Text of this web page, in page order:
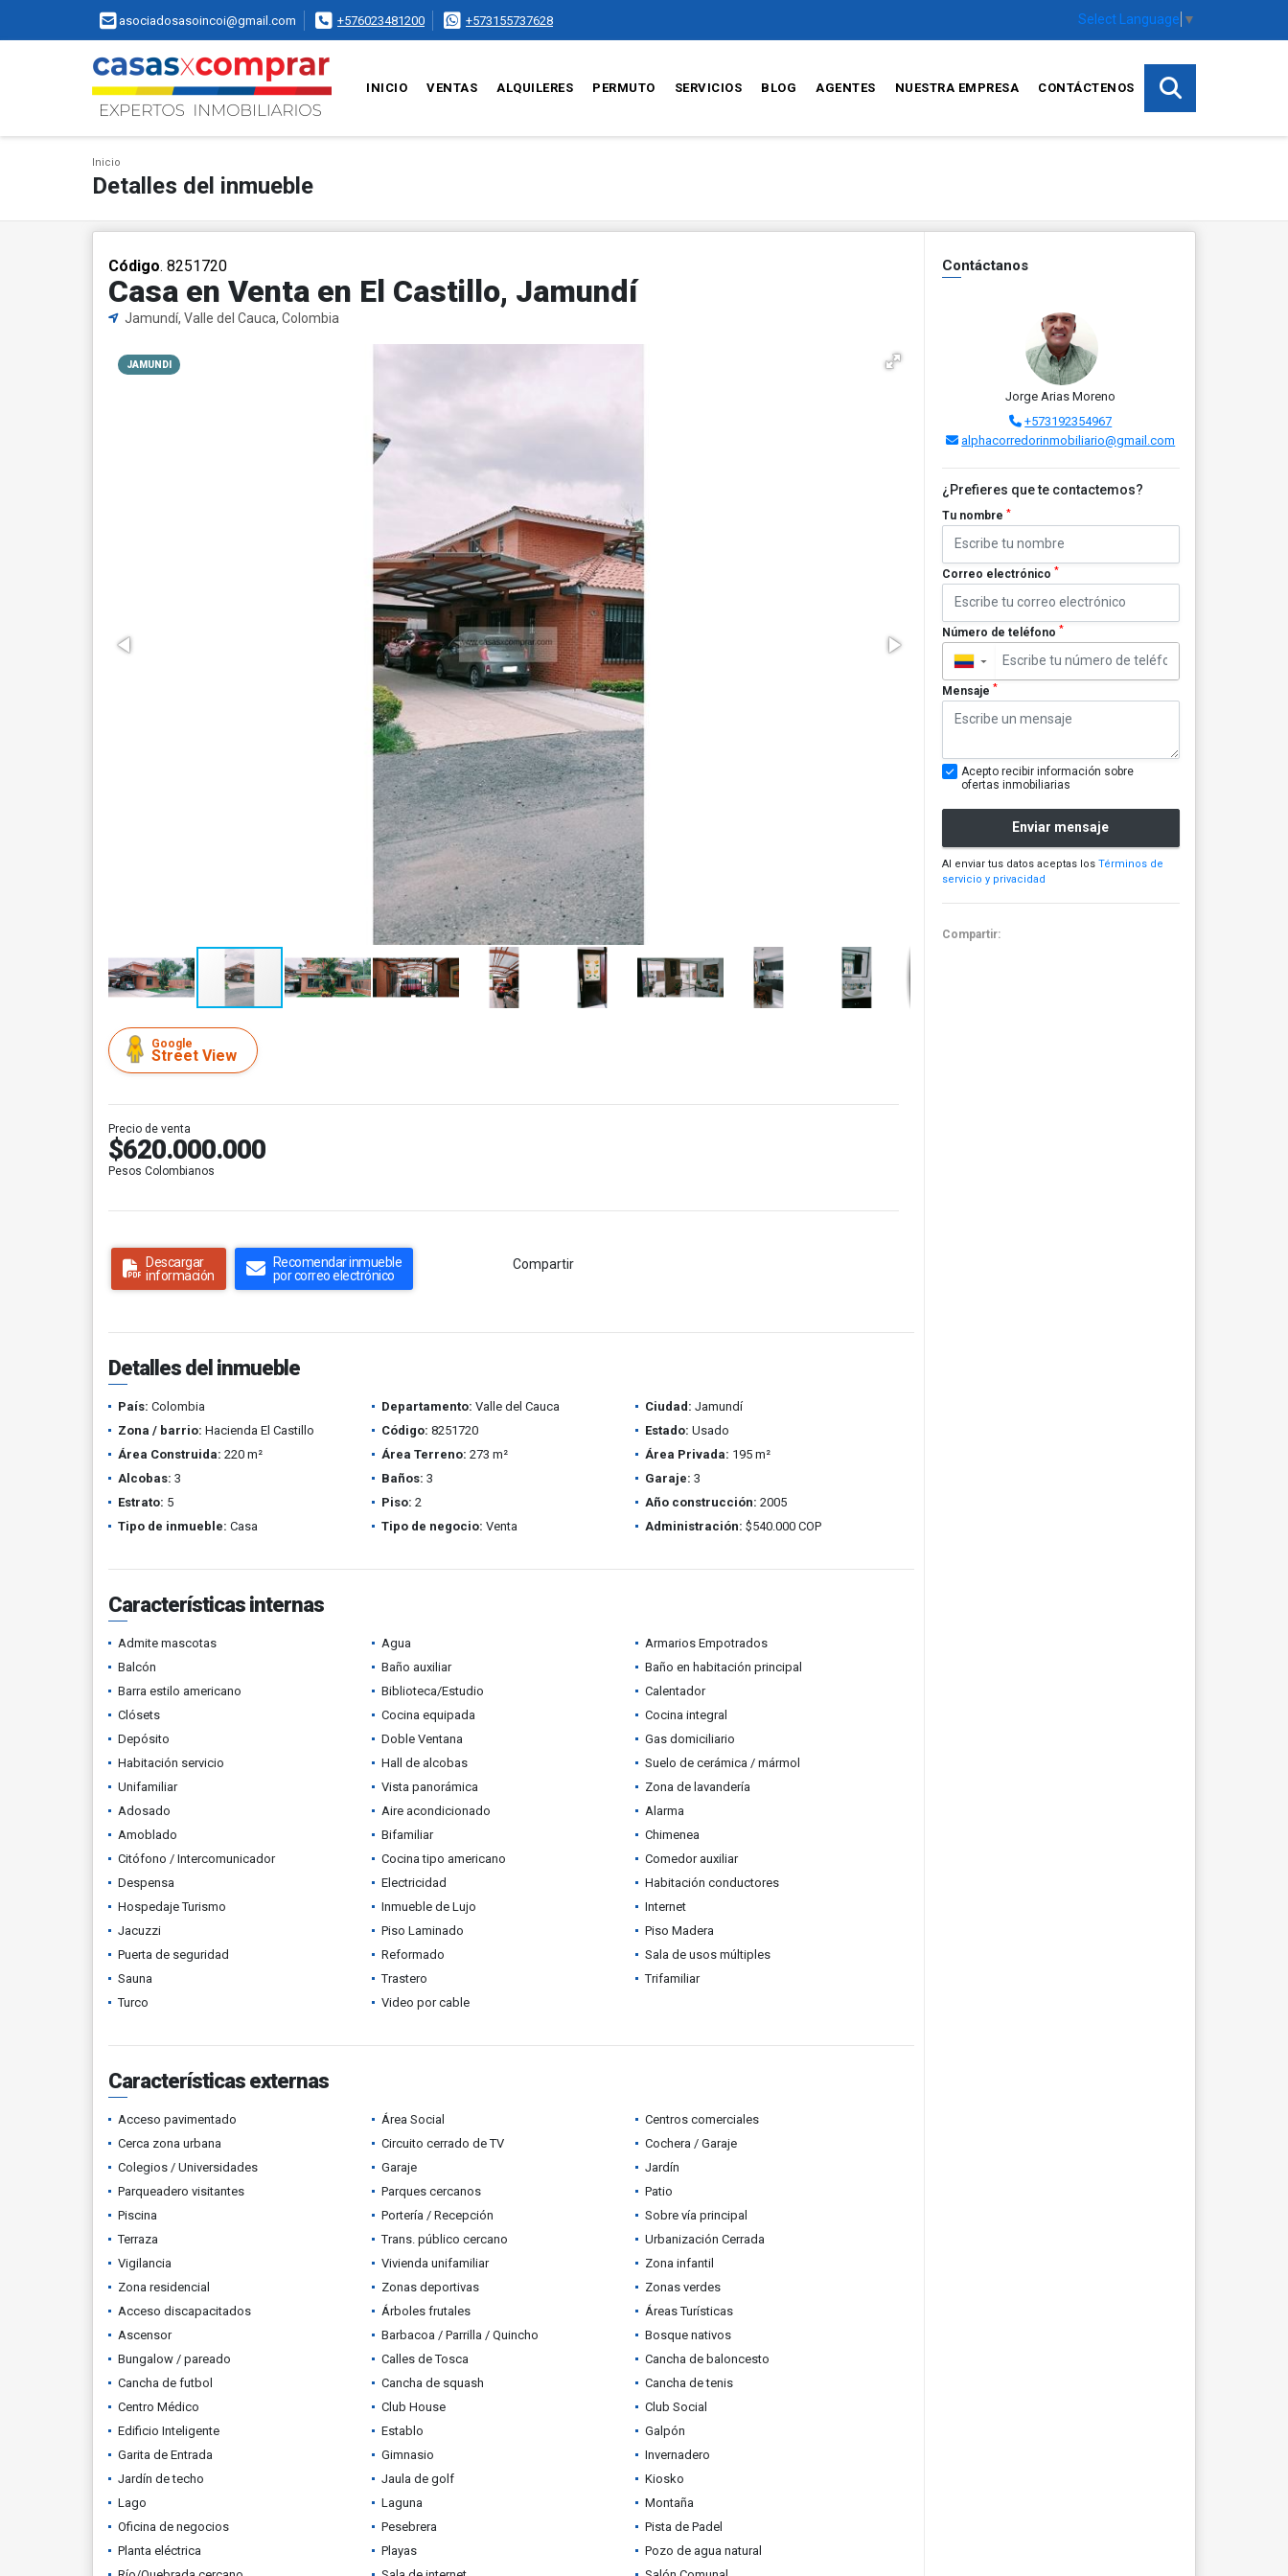
asociadosasoincoi@gmail.com +576023481200 +573155737628 Select Language ▼
INICIO VENTAS ALQUILERES PERMUTO SERVICIOS BLOG AGENTES NUESTRA EMPRESA CONTÁCTENOS
Inicio
Detalles del inmueble
Código. 8251720
Casa en Venta en El Castillo, Jamundí
Jamundí, Valle del Cauca, Colombia
JAMUNDI
Google
Street View
Precio de venta
$620.000.000
Pesos Colombianos
Descargar
información
Recomendar inmueble
por correo electrónico
Compartir
Detalles del inmueble
País: Colombia Departamento: Valle del Cauca Ciudad: Jamundí
Zona / barrio: Hacienda El Castillo Código: 8251720 Estado: Usado
Área Construida: 220 m² Área Terreno: 273 m² Área Privada: 195 m²
Alcobas: 3 Baños: 3 Garaje: 3
Estrato: 5 Piso: 2 Año construcción: 2005
Tipo de inmueble: Casa Tipo de negocio: Venta Administración: $540.000 COP
Características internas
Admite mascotas Agua
Armarios Empotrados
Balcón
Baño auxiliar
Baño en habitación principal
Barra estilo americano
Biblioteca/Estudio
Calentador
Clósets
Cocina equipada
Cocina integral
Depósito
Doble Ventana
Gas domiciliario
Habitación servicio
Hall de alcobas
Suelo de cerámica / mármol
Unifamiliar
Vista panorámica
Zona de lavandería
Adosado
Aire acondicionado
Alarma
Amoblado
Bifamiliar
Chimenea
Citófono / Intercomunicador
Cocina tipo americano
Comedor auxiliar
Despensa
Electricidad
Habitación conductores
Hospedaje Turismo
Inmueble de Lujo
Internet
Jacuzzi
Piso Laminado
Piso Madera
Puerta de seguridad
Reformado
Sala de usos múltiples
Sauna
Trastero
Trifamiliar
Turco
Video por cable
Características externas
Acceso pavimentado Área Social
Centros comerciales
Cerca zona urbana
Circuito cerrado de TV
Cochera / Garaje
Colegios / Universidades
Garaje
Jardín
Parqueadero visitantes
Parques cercanos
Patio
Piscina
Portería / Recepción
Sobre vía principal
Terraza
Trans. público cercano
Urbanización Cerrada
Vigilancia
Vivienda unifamiliar
Zona infantil
Zona residencial
Zonas deportivas
Zonas verdes
Acceso discapacitados
Árboles frutales
Áreas Turísticas
Ascensor
Barbacoa / Parrilla / Quincho
Bosque nativos
Bungalow / pareado
Calles de Tosca
Cancha de baloncesto
Cancha de futbol
Cancha de squash
Cancha de tenis
Centro Médico
Club House
Club Social
Edificio Inteligente
Establo
Galpón
Garita de Entrada
Gimnasio
Invernadero
Jardín de techo
Jaula de golf
Kiosko
Lago
Laguna
Montaña
Oficina de negocios
Pesebrera
Pista de Padel
Planta eléctrica
Playas
Pozo de agua natural
Contáctanos
Jorge Arias Moreno
+573192354967
alphacorredorinmobiliario@gmail.com
¿Prefieres que te contactemos?
Tu nombre *
Correo electrónico *
Número de teléfono *
▼
Mensaje *
Acepto recibir información sobre
ofertas inmobiliarias
Enviar mensaje
Al enviar tus datos aceptas los Términos de
servicio y privacidad
Compartir: